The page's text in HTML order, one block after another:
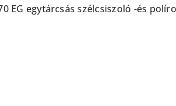
EG egytárcsás szélcsiszoló -és